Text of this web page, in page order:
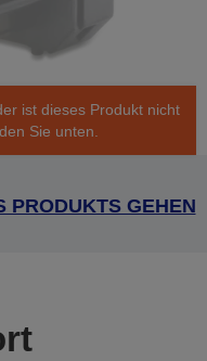
ist dieses Produkt nicht
Sie unten.
PRODUKTS GEHEN